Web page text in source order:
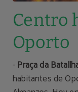
Centro
Oporto
-Praça da
habitantes de